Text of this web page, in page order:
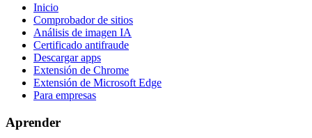
Inicio
Comprobador de sitios
Análisis de imagen IA
Certificado antifraude
Descargar apps
Extensión de Chrome
Extensión de Microsoft Edge
Para empresas
Aprender